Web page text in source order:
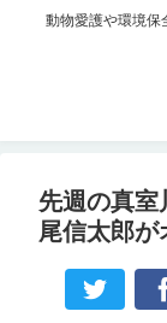
動物愛護や環境保
先週の真室
尾信太郎